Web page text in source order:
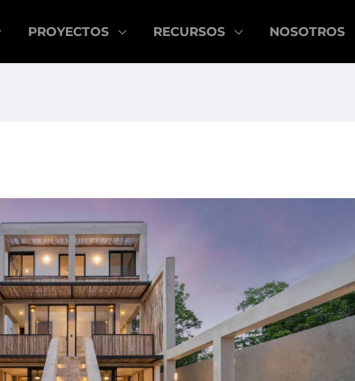
PROYECTOS RECURSOS NOSOTROS